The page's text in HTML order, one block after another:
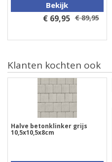
Bekijk
€ 69,95 € 89,95
Klanten kochten ook
Halve betonklinker grijs
10,5x10,5x8cm